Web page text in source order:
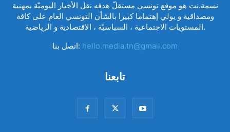
نسمة.نت هو موقع تونسي مستقلّ هدفه نقل الأخبار اليوميّة بمهنية
ومصداقية و يولي إهتماما كبيرا بالشأن التونسي العام على كافة
المستويات الاجتماعية ، السياسيّة ، الاقتصادية و الرياضية.
اتصل بنا: hello.media.tn@gmail.com
تابعنا